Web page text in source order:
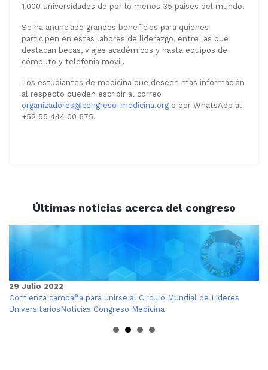
1,000 universidades de por lo menos 35 países del mundo.
Se ha anunciado grandes beneficios para quienes
participen en estas labores de liderazgo, entre las que
destacan becas, viajes académicos y hasta equipos de
cómputo y telefonía móvil.
Los estudiantes de medicina que deseen mas información
al respecto pueden escribir al correo
organizadores@congreso-medicina.org o por WhatsApp al
+52 55 444 00 675.
Últimas noticias acerca del congreso
29 Julio 2022
Comienza campaña para unirse al Circulo Mundial de Lideres
Universitarios Noticias Congreso Medicina